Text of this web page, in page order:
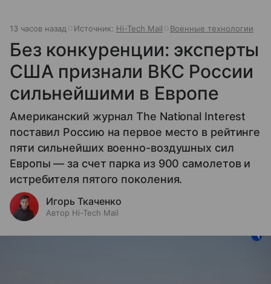
13 часов назад Источник: Hi-Tech Mail Военные технологии
Без конкуренции: эксперты
США признали ВКС России
сильнейшими в Европе
Американский журнал The National Interest
поставил Россию на первое место в рейтинге
пяти сильнейших военно-воздушных сил
Европы — за счет парка из 900 самолетов и
истребителя пятого поколения.
Игорь Ткаченко
Автор Hi-Tech Mail